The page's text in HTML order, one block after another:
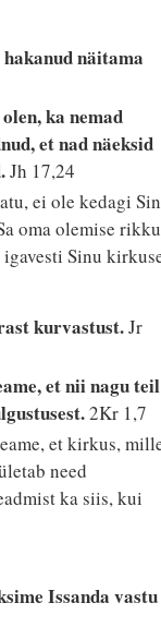
näitama
ka nemad
et nad näeksid
Jh 17,24
ei ole kedagi
oma olemise
Sinu
kurvastust.Jr
et nii nagu teil
2Kr 1,7
et kirkus,
need
ka siis, kui
Issanda vastu